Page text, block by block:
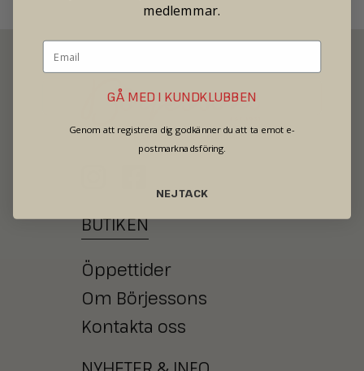
SECOND HAND - JEWELRY - WATCHES
BUTIKEN
Öppettider
Om Börjessons
Kontakta oss
medlemmar.
GÅ MED I KUNDKLUBBEN
Genom att registrera dig godkänner du att ta emot e-
postmarknadsföring.
NEJ TACK